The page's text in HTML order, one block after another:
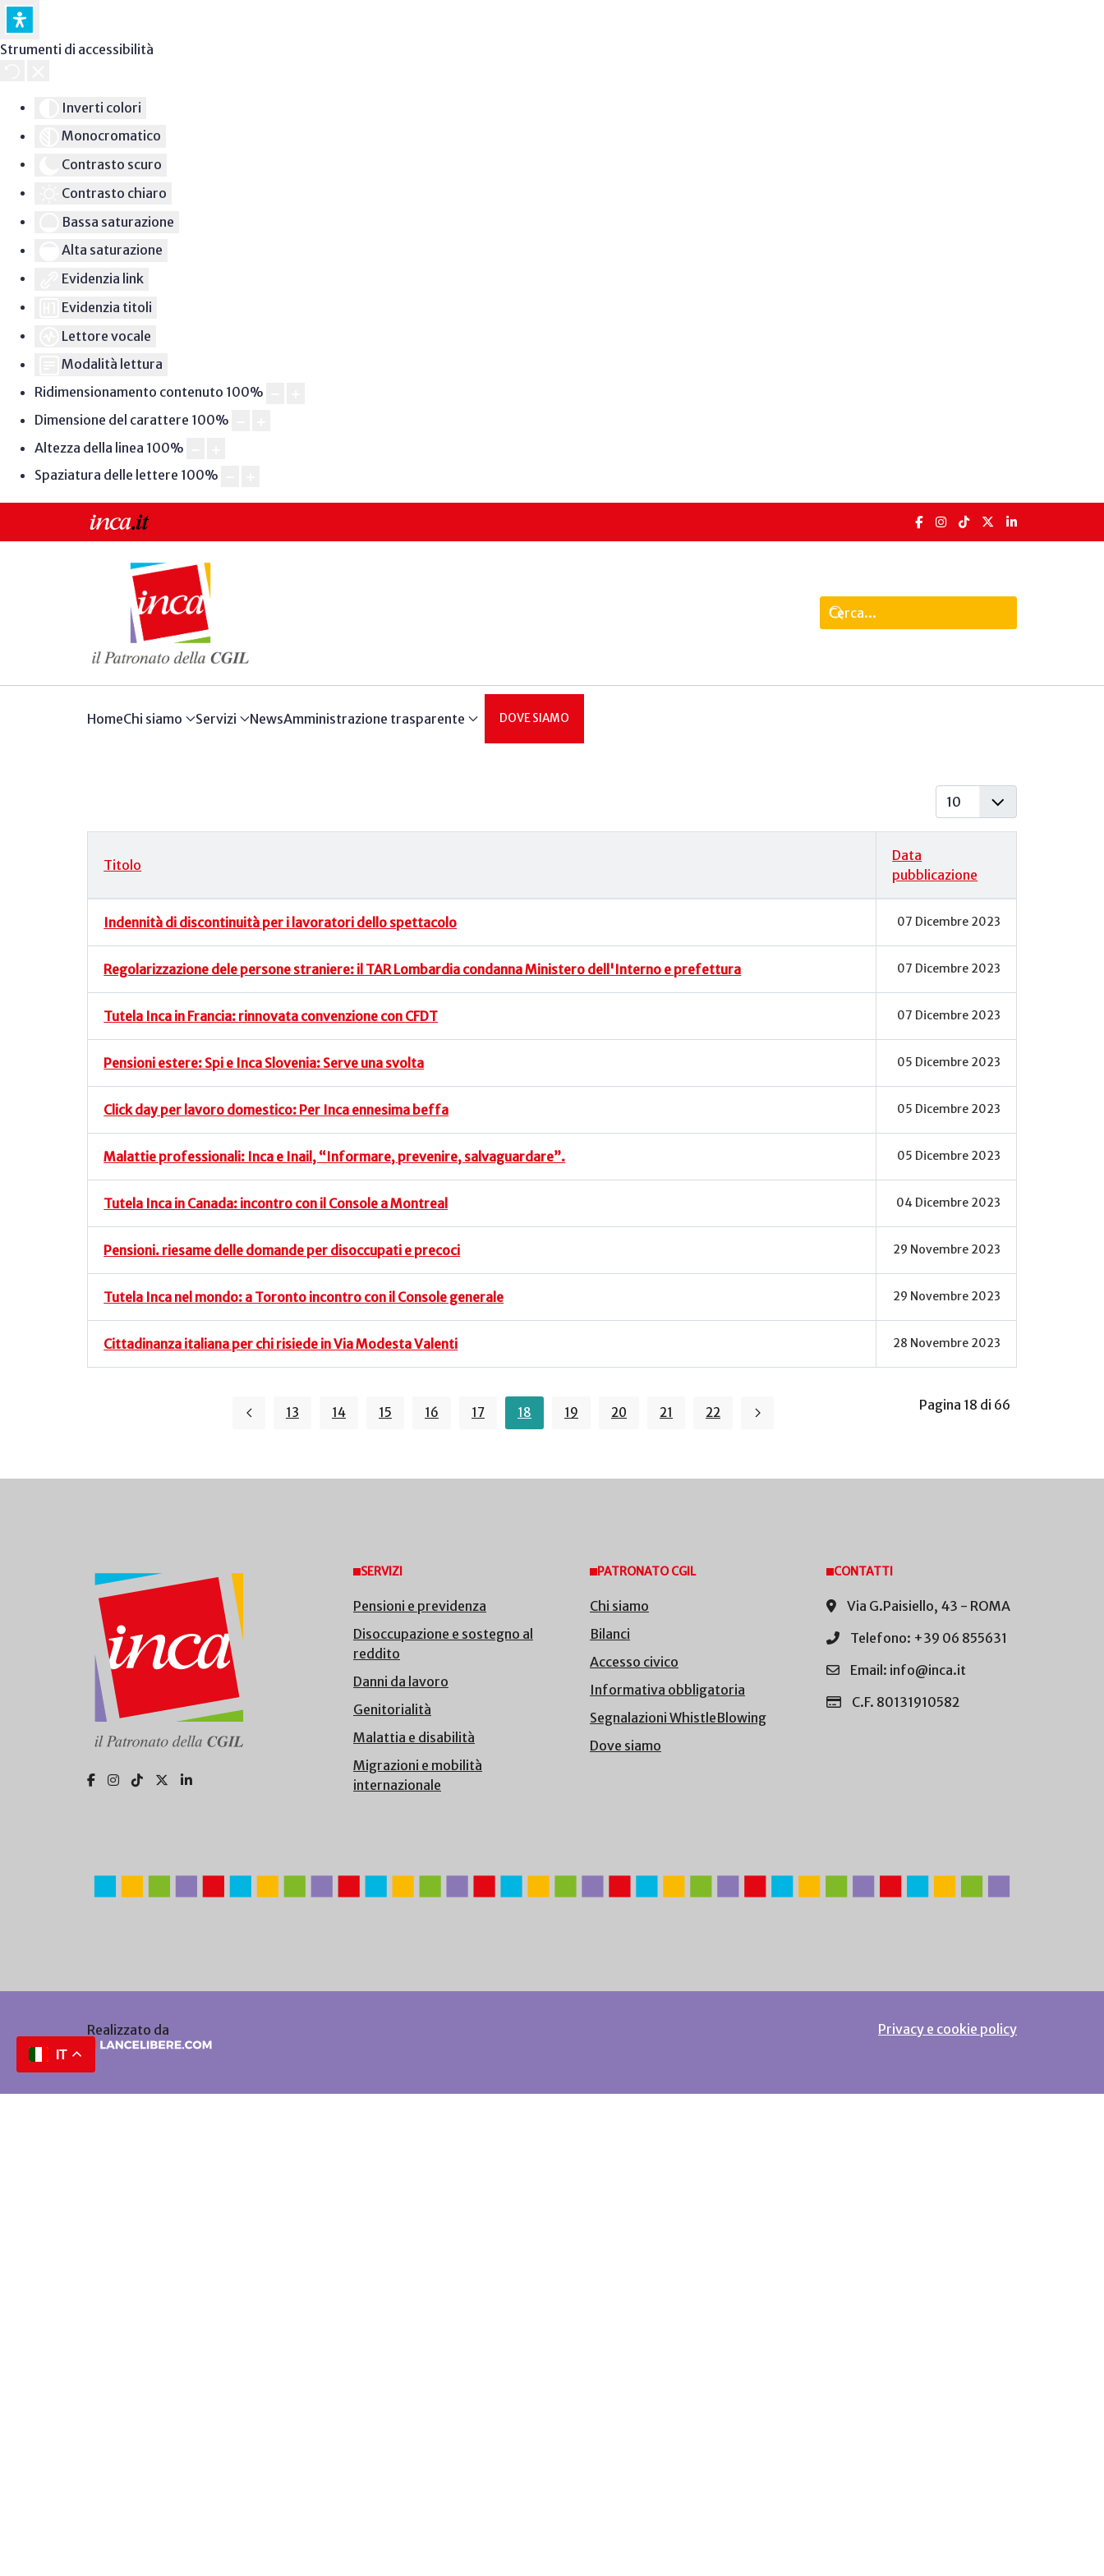
Strumenti di accessibilità
Inverti colori
Monocromatico
Contrasto scuro
Contrasto chiaro
Bassa saturazione
Alta saturazione
Evidenzia link
Evidenzia titoli
Lettore vocale
Modalità lettura
Ridimensionamento contenuto 100%
Dimensione del carattere 100%
Altezza della linea 100%
Spaziatura delle lettere 100%
HomeChi siamo Servizi NewsAmministrazione trasparente DOVE SIAMO
Visualizza #
Titolo
Data
pubblicazione
Indennità di discontinuità per i lavoratori dello spettacolo 07 Dicembre 2023
Regolarizzazione dele persone straniere: il TAR Lombardia condanna Ministero dell'Interno e prefettura 07 Dicembre 2023
Tutela Inca in Francia: rinnovata convenzione con CFDT 07 Dicembre 2023
Pensioni estere: Spi e Inca Slovenia: Serve una svolta 05 Dicembre 2023
Click day per lavoro domestico: Per Inca ennesima beffa 05 Dicembre 2023
Malattie professionali: Inca e Inail, “Informare, prevenire, salvaguardare”. 05 Dicembre 2023
Tutela Inca in Canada: incontro con il Console a Montreal 04 Dicembre 2023
Pensioni. riesame delle domande per disoccupati e precoci 29 Novembre 2023
Tutela Inca nel mondo: a Toronto incontro con il Console generale 29 Novembre 2023
Cittadinanza italiana per chi risiede in Via Modesta Valenti 28 Novembre 2023
Pagina 18 di 66
13 14 15 16 17 18 19 20 21 22
SERVIZI
Pensioni e previdenza
Disoccupazione e sostegno al
reddito
Danni da lavoro
Genitorialità
Malattia e disabilità
Migrazioni e mobilità
internazionale
PATRONATO CGIL
Chi siamo
Bilanci
Accesso civico
Informativa obbligatoria
Segnalazioni WhistleBlowing
Dove siamo
CONTATTI
Via G.Paisiello, 43 - ROMA
Telefono: +39 06 855631
Email: info@inca.it
C.F. 80131910582
Realizzato da Privacy e cookie policy
IT